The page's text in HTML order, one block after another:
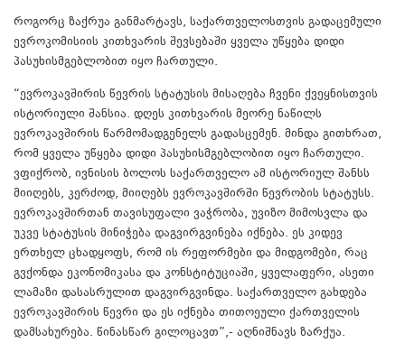
როგორც ზაქრუა განმარტავს, საქართველოსთვის გადაცემული
ევროკომისიის კითხვარის შევსებაში ყველა უწყება დიდი
პასუხისმგებლობით იყო ჩართული.
“ევროკავშირის წევრის სტატუსის მისაღება ჩვენი ქვეყნისთვის
ისტორიული შანსია. დღეს კითხვარის მეორე ნაწილს
ევროკავშირის წარმომადგენელს გადასცემენ. მინდა გითხრათ,
რომ ყველა უწყება დიდი პასუხისმგებლობით იყო ჩართული.
ვფიქრობ, ივნისის ბოლოს საქართველო ამ ისტორიულ შანსს
მიიღებს, კერძოდ, მიიღებს ევროკავშირში წევრობის სტატუსს.
ევროკავშირთან თავისუფალი ვაჭრობა, უვიზო მიმოსვლა და
უკვე სტატუსის მინიჭება დაგვირგვინება იქნება. ეს კიდევ
ერთხელ ცხადყოფს, რომ ის რეფორმები და მიდგომები, რაც
გვქონდა ეკონომიკასა და კონსტიტუციაში, ყველაფერი, ასეთი
ლამაზი დასასრულით დაგვირგვინდა. საქართველო გახდება
ევროკავშირის წევრი და ეს იქნება თითოეული ქართველის
დამსახურება. წინასწარ გილოცავთ”,- აღნიშნავს ზარქუა.